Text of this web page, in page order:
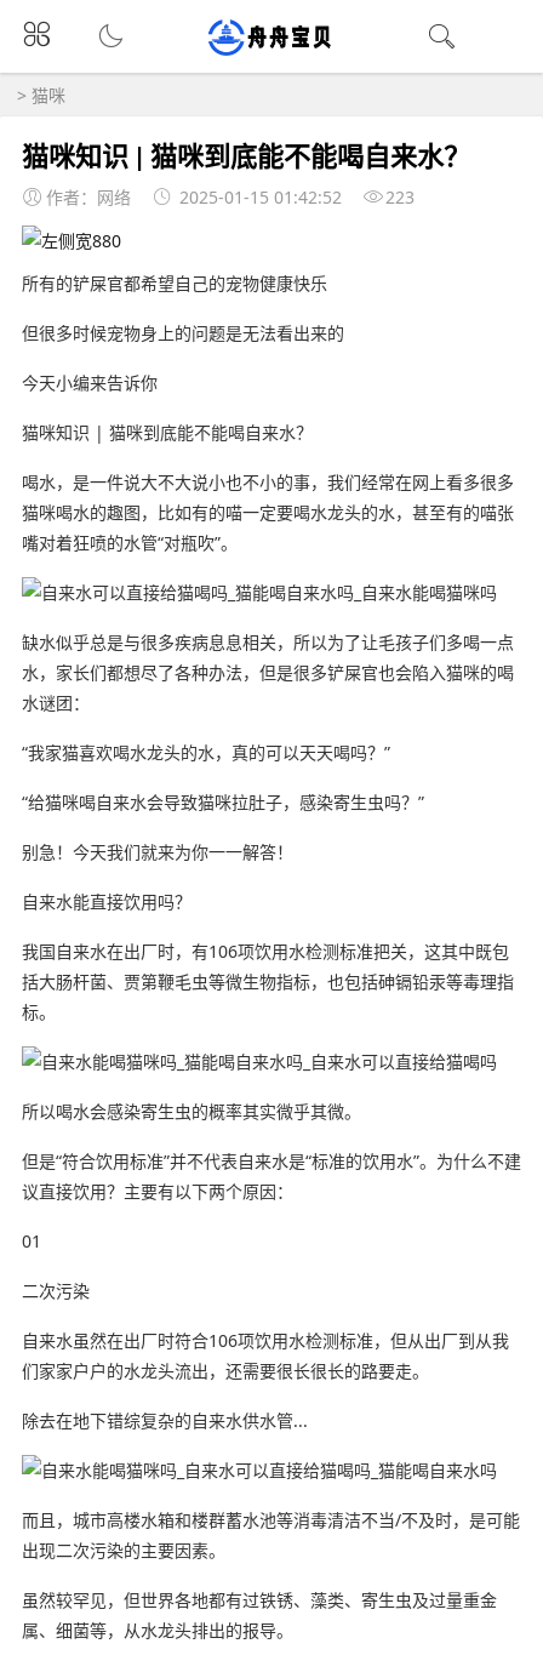
> 猫咪
猫咪知识 | 猫咪到底能不能喝自来水？
作者：网络 2025-01-15 01:42:52 223
所有的铲屎官都希望自己的宠物健康快乐
但很多时候宠物身上的问题是无法看出来的
今天小编来告诉你
猫咪知识 | 猫咪到底能不能喝自来水？
喝水，是一件说大不大说小也不小的事，我们经常在网上看多很多
猫咪喝水的趣图，比如有的喵一定要喝水龙头的水，甚至有的喵张
嘴对着狂喷的水管“对瓶吹”。
缺水似乎总是与很多疾病息息相关，所以为了让毛孩子们多喝一点
水，家长们都想尽了各种办法，但是很多铲屎官也会陷入猫咪的喝
水谜团：
“我家猫喜欢喝水龙头的水，真的可以天天喝吗？”
“给猫咪喝自来水会导致猫咪拉肚子，感染寄生虫吗？”
别急！今天我们就来为你一一解答！
自来水能直接饮用吗？
我国自来水在出厂时，有106项饮用水检测标准把关，这其中既包
括大肠杆菌、贾第鞭毛虫等微生物指标，也包括砷镉铅汞等毒理指
标。
所以喝水会感染寄生虫的概率其实微乎其微。
但是“符合饮用标准”并不代表自来水是“标准的饮用水”。为什么不建
议直接饮用？主要有以下两个原因：
01
二次污染
自来水虽然在出厂时符合106项饮用水检测标准，但从出厂到从我
们家家户户的水龙头流出，还需要很长很长的路要走。
除去在地下错综复杂的自来水供水管...
而且，城市高楼水箱和楼群蓄水池等消毒清洁不当/不及时，是可能
出现二次污染的主要因素。
虽然较罕见，但世界各地都有过铁锈、藻类、寄生虫及过量重金
属、细菌等，从水龙头排出的报导。